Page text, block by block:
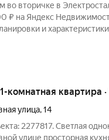
вторичке в
₽ на Яндекс
и
1-комнатная квартира
улица,14
2277817. Светлая
кухня 11,5 м и кирпичный дом